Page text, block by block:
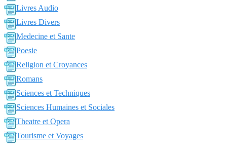
Livres Audio
Livres Divers
Medecine et Sante
Poesie
Religion et Croyances
Romans
Sciences et Techniques
Sciences Humaines et Sociales
Theatre et Opera
Tourisme et Voyages